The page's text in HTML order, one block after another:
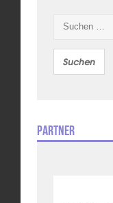
nach:
Partner